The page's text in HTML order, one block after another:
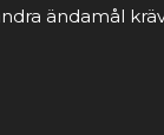
ändamål